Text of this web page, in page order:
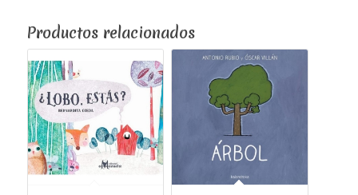
Productos relacionados